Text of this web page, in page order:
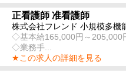
正看護師 准看護師
株式会社フレンド 小規模多機
◇基本給165,000円～205,000
◇業務手...
★この求人の詳細を見る